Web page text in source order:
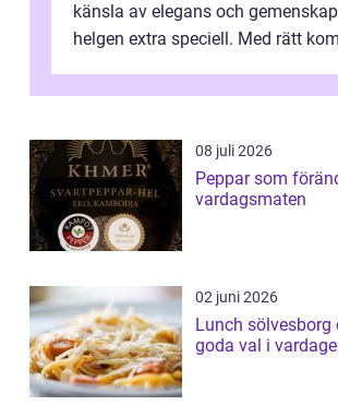
känsla av elegans och
helgen extra speciell. Med rätt
08 juli 2026
Peppar som
vardagsmaten
02 juni 2026
Lunch sölvesborg en guide till
goda val i